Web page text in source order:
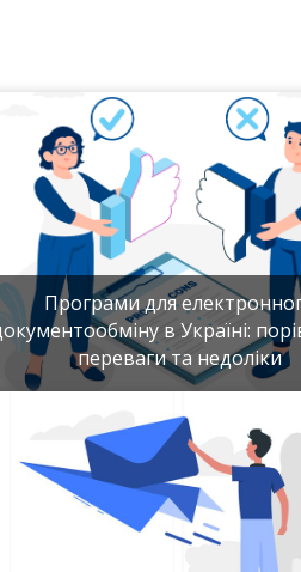
Програми для
в Україні:
переваги та недоліки
Детальніше